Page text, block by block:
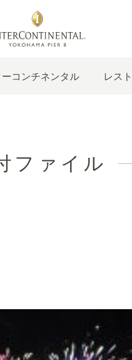
コンチネンタル レス
ファイル